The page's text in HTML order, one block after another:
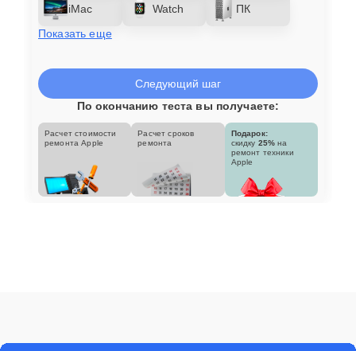
iMac Watch
ПК
Показать еще
Следующий шаг
По окончанию теста вы получаете:
Расчет стоимости
ремонта Apple
Расчет сроков
ремонта
Подарок:
скидку 25% на
ремонт техники
Apple